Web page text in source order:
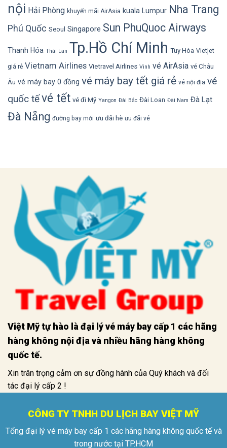
nội Hải Phòng khuyến mãi AirAsia kuala Lumpur Nha Trang
Phú Quốc Seoul Singapore Sun PhuQuoc Airways
Thanh Hóa Thái Lan Tp.Hồ Chí Minh Tuy Hòa Vietjet
giá rẻ Vietnam Airlines Vietravel Airlines Vinh vé AirAsia vé Châu
Âu vé máy bay 0 đồng vé máy bay tết giá rẻ vé nội địa vé
quốc tếvé tết vé đi Mỹ Yangon Đài Bắc Đài Loan Đài Nam Đà Lạt
Đà Nẵng đường bay mới ưu đãi hè ưu đãi vé
Việt Mỹ tự hào là đại lý vé máy bay cấp 1 các hãng
hàng không nội địa và nhiều hãng hàng không
quốc tế.
Xin trân trọng cảm ơn sự đồng hành của Quý khách và đối
tác đại lý cấp 2 !
CÔNG TY TNHH DU LỊCH BAY VIỆT MỸ
Tổng đại lý vé máy bay cấp 1 các hãng hàng không quốc tế và
trong nước tại TP.HCM